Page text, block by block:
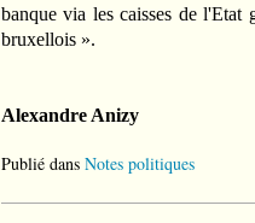
banque via les caisses de l'Etat
bruxellois ».
Alexandre Anizy
Publié dans Notes politiques